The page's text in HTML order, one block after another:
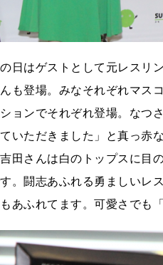
日はゲストとして元レスリ
も登場。みなそれぞれマス
ョンでそれぞれ登場。なつ
いただきました」と真っ赤
田さんは白のトップスに目
。闘志あふれる勇ましいレ
あふれてます。可愛さでも